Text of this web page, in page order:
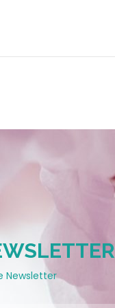
Newsletter